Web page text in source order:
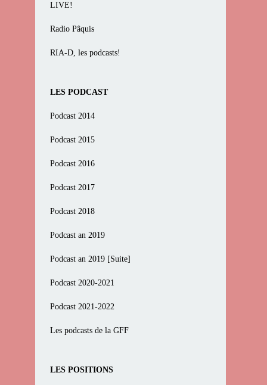
LIVE!
Radio Pâquis
RIA-D, les podcasts!
LES PODCAST
Podcast 2014
Podcast 2015
Podcast 2016
Podcast 2017
Podcast 2018
Podcast an 2019
Podcast an 2019 [Suite]
Podcast 2020-2021
Podcast 2021-2022
Les podcasts de la GFF
LES POSITIONS